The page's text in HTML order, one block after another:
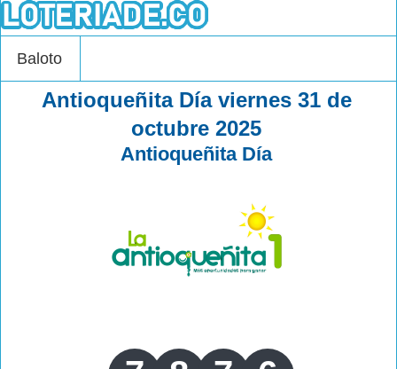
Baloto
Antioqueñita Día viernes 31 de
octubre 2025
Antioqueñita Día